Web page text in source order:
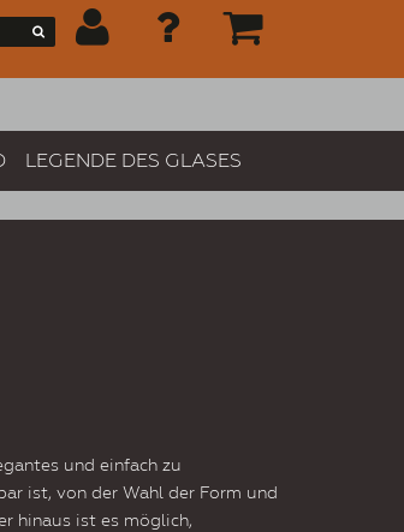
LEGENDE DES GLASES
und einfach zu
ist, von der Wahl der Form und
hinaus ist es möglich,